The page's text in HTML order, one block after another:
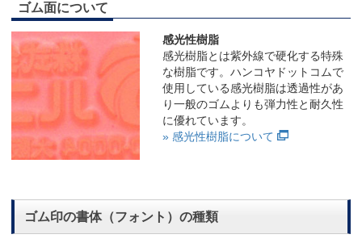
ゴム面について
感光性樹脂
感光樹脂とは紫外線で硬化する特殊
な樹脂です。ハンコヤドットコムで
使用している感光樹脂は透過性があ
り一般のゴムよりも弾力性と耐久性
に優れています。
» 感光性樹脂について
ゴム印の書体（フォント）の種類